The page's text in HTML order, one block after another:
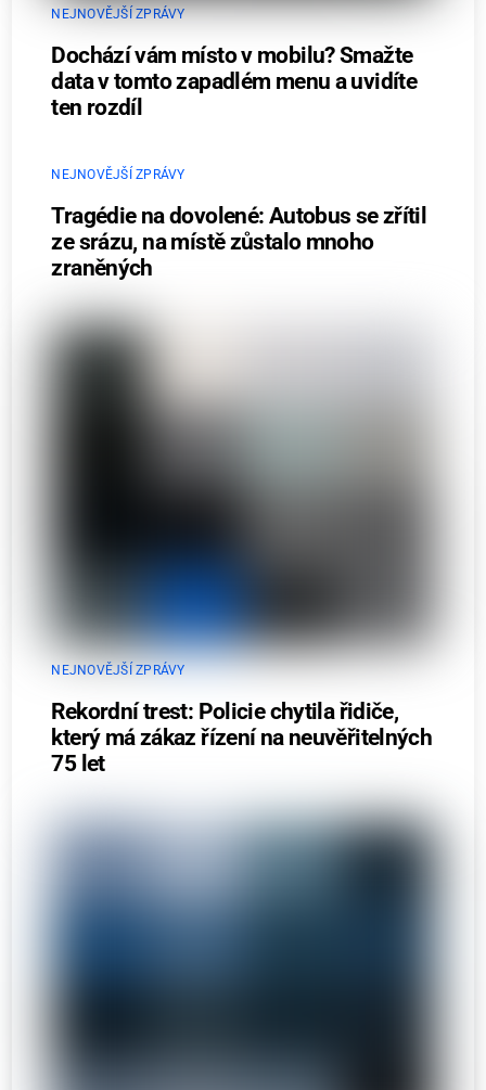
NEJNOVĚJŠÍ ZPRÁVY
Dochází vám místo v mobilu? Smažte
data v tomto zapadlém menu a uvidíte
ten rozdíl
NEJNOVĚJŠÍ ZPRÁVY
Tragédie na dovolené: Autobus se zřítil
ze srázu, na místě zůstalo mnoho
zraněných
NEJNOVĚJŠÍ ZPRÁVY
Rekordní trest: Policie chytila řidiče,
který má zákaz řízení na neuvěřitelných
75 let